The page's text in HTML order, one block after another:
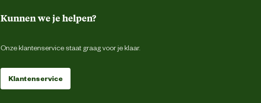
Kunnen we je helpen?
Onze klantenservice staat graag voor je klaar.
Klantenservice